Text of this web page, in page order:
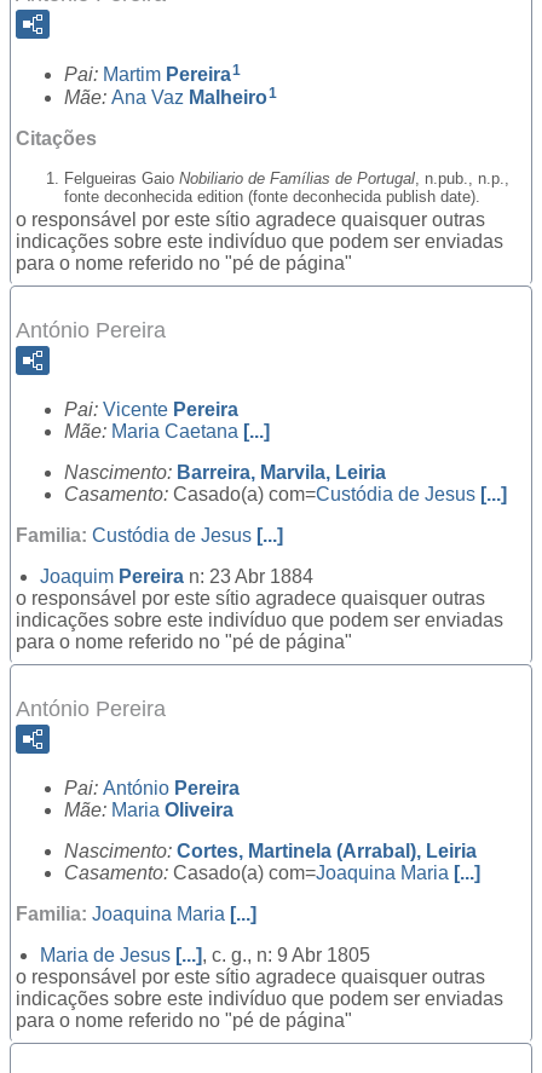
Pai: Martim Pereira1
Mãe: Ana Vaz Malheiro1
Citações
Felgueiras Gaio Nobiliario de Famílias de Portugal , n.pub., n.p.,
fonte deconhecida edition (fonte deconhecida publish date).
o responsável por este sítio agradece quaisquer outras
indicações sobre este indivíduo que podem ser enviadas
para o nome referido no "pé de página"
António Pereira
Pai: Vicente Pereira
Mãe: Maria Caetana [...]
Nascimento: Barreira, Marvila, Leiria
Casamento: Casado(a) com=Custódia de Jesus [...]
Familia: Custódia de Jesus [...]
Joaquim Pereira n: 23 Abr 1884
o responsável por este sítio agradece quaisquer outras
indicações sobre este indivíduo que podem ser enviadas
para o nome referido no "pé de página"
António Pereira
Pai: António Pereira
Mãe: Maria Oliveira
Nascimento: Cortes, Martinela (Arrabal), Leiria
Casamento: Casado(a) com=Joaquina Maria [...]
Familia: Joaquina Maria [...]
Maria de Jesus [...], c. g., n: 9 Abr 1805
o responsável por este sítio agradece quaisquer outras
indicações sobre este indivíduo que podem ser enviadas
para o nome referido no "pé de página"